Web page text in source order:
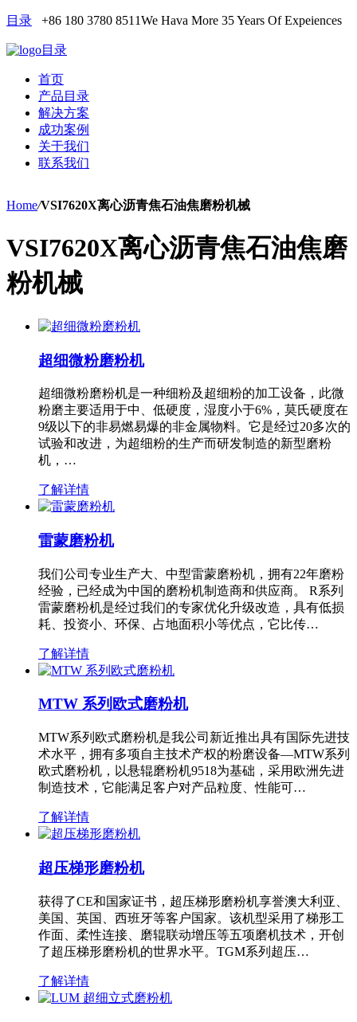
目录 +86 180 3780 8511We Hava More 35 Years Of Expeiences
目录
首页
产品目录
解决方案
成功案例
关于我们
联系我们
Home/VSI7620X离心沥青焦石油焦磨粉机械
VSI7620X离心沥青焦石油焦磨
粉机械
超细微粉磨粉机
超细微粉磨粉机是一种细粉及超细粉的加工设备，此微
粉磨主要适用于中、低硬度，湿度小于6%，莫氏硬度在
9级以下的非易燃易爆的非金属物料。它是经过20多次的
试验和改进，为超细粉的生产而研发制造的新型磨粉
机，…
了解详情
雷蒙磨粉机
我们公司专业生产大、中型雷蒙磨粉机，拥有22年磨粉
经验，已经成为中国的磨粉机制造商和供应商。 R系列
雷蒙磨粉机是经过我们的专家优化升级改造，具有低损
耗、投资小、环保、占地面积小等优点，它比传…
了解详情
MTW 系列欧式磨粉机
MTW系列欧式磨粉机是我公司新近推出具有国际先进技
术水平，拥有多项自主技术产权的粉磨设备—MTW系列
欧式磨粉机，以悬辊磨粉机9518为基础，采用欧洲先进
制造技术，它能满足客户对产品粒度、性能可…
了解详情
超压梯形磨粉机
获得了CE和国家证书，超压梯形磨粉机享誉澳大利亚、
美国、英国、西班牙等客户国家。该机型采用了梯形工
作面、柔性连接、磨辊联动增压等五项磨机技术，开创
了超压梯形磨粉机的世界水平。TGM系列超压…
了解详情